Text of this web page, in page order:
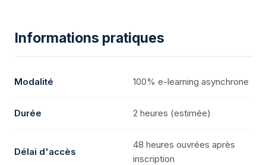
Informations pratiques
Modalité 100% e-learning asynchrone
Durée 2 heures (estimée)
Délai d'accès
48 heures ouvrées après
inscription